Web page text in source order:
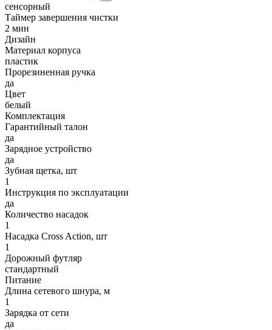
сенсорный
Таймер завершения чистки
2 мин
Дизайн
Материал корпуса
пластик
Прорезиненная ручка
да
Цвет
белый
Комплектация
Гарантийный талон
да
Зарядное устройство
да
Зубная щетка, шт
1
Инструкция по эксплуатации
да
Количество насадок
1
Насадка Cross Action, шт
1
Дорожный футляр
стандартный
Питание
Длина сетевого шнура, м
1
Зарядка от сети
да